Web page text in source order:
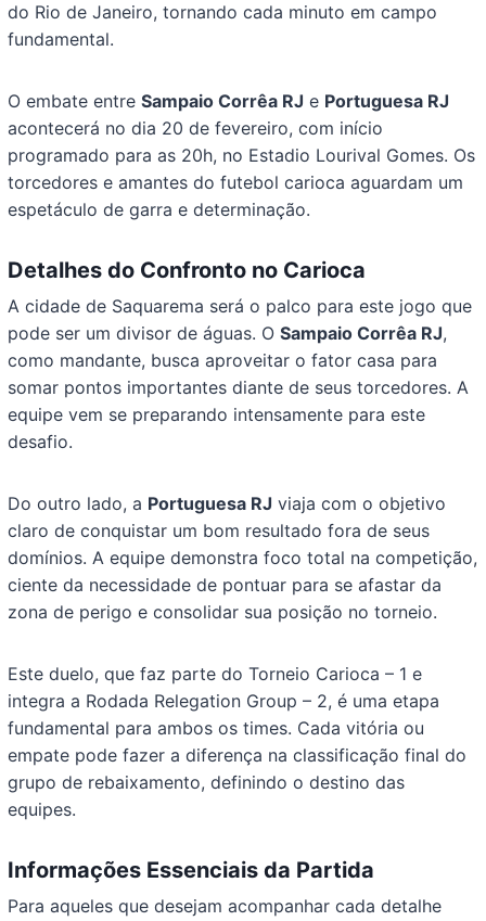
do Rio de Janeiro, tornando cada minuto em campo
fundamental.
O embate entreSampaio Corrêa RJ e Portuguesa RJ
acontecerá no dia 20 de fevereiro, com início
programado para as 20h, no Estadio Lourival Gomes. Os
torcedores e amantes do futebol carioca aguardam um
espetáculo de garra e determinação.
Detalhes do Confronto no Carioca
A cidade de Saquarema será o palco para este jogo que
pode ser um divisor de águas. OSampaio Corrêa RJ,
como mandante, busca aproveitar o fator casa para
somar pontos importantes diante de seus torcedores. A
equipe vem se preparando intensamente para este
desafio.
Do outro lado, a Portuguesa RJ viaja com o objetivo
claro de conquistar um bom resultado fora de seus
domínios. A equipe demonstra foco total na competição,
ciente da necessidade de pontuar para se afastar da
zona de perigo e consolidar sua posição no torneio.
Este duelo, que faz parte do Torneio Carioca – 1 e
integra a Rodada Relegation Group – 2, é uma etapa
fundamental para ambos os times. Cada vitória ou
empate pode fazer a diferença na classificação final do
grupo de rebaixamento, definindo o destino das
equipes.
Informações Essenciais da Partida
Para aqueles que desejam acompanhar cada detalhe